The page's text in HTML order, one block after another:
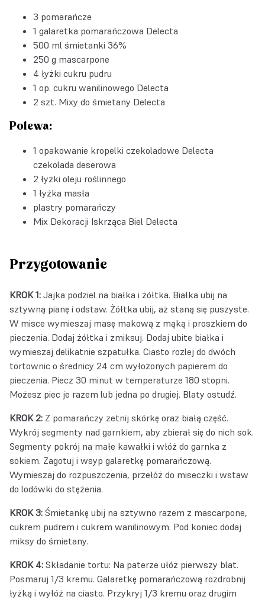
3 pomarańcze
1 galaretka pomarańczowa Delecta
500 ml śmietanki 36%
250 g mascarpone
4 łyżki cukru pudru
1 op. cukru wanilinowego Delecta
2 szt. Mixy do śmietany Delecta
Polewa:
1 opakowanie kropelki czekoladowe Delecta
czekolada deserowa
2 łyżki oleju roślinnego
1 łyżka masła
plastry pomarańczy
Mix Dekoracji Iskrząca Biel Delecta
Przygotowanie
KROK 1: Jajka podziel na białka i żółtka. Białka ubij na
sztywną pianę i odstaw. Żółtka ubij, aż staną się puszyste.
W misce wymieszaj masę makową z mąką i proszkiem do
pieczenia. Dodaj żółtka i zmiksuj. Dodaj ubite białka i
wymieszaj delikatnie szpatułka. Ciasto rozlej do dwóch
tortownic o średnicy 24 cm wyłożonych papierem do
pieczenia. Piecz 30 minut w temperaturze 180 stopni.
Możesz piec je razem lub jedna po drugiej. Blaty ostudź.
KROK 2: Z pomarańczy zetnij skórkę oraz białą część.
Wykrój segmenty nad garnkiem, aby zbierał się do nich sok.
Segmenty pokrój na małe kawałki i włóż do garnka z
sokiem. Zagotuj i wsyp galaretkę pomarańczową.
Wymieszaj do rozpuszczenia, przełóż do miseczki i wstaw
do lodówki do stężenia.
KROK 3: Śmietankę ubij na sztywno razem z mascarpone,
cukrem pudrem i cukrem wanilinowym. Pod koniec dodaj
miksy do śmietany.
KROK 4: Składanie tortu: Na paterze ułóż pierwszy blat.
Posmaruj 1/3 kremu. Galaretkę pomarańczową rozdrobnij
łyżką i wyłóż na ciasto. Przykryj 1/3 kremu oraz drugim